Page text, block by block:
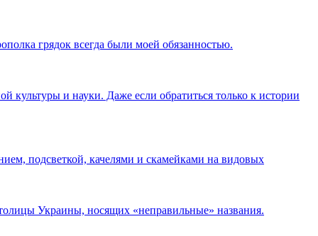
грядок всегда были моей обязанностью.
культуры и науки. Даже если обратиться только к истории
подсветкой, качелями и скамейками на видовых
Украины, носящих «неправильные» названия.